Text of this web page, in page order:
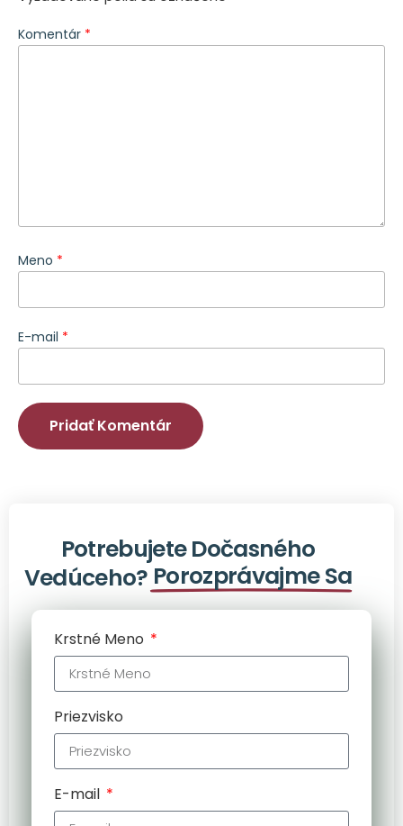
Komentár *
Meno *
E-mail *
Potrebujete Dočasného
Vedúceho? Porozprávajme Sa
Krstné Meno
Priezvisko
E-mail